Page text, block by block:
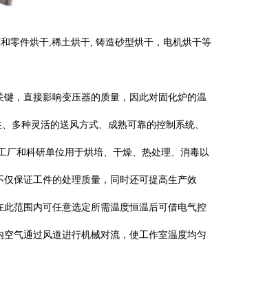
零件烘干,稀土烘干, 铸造砂型烘干，电机烘干等
，直接影响变压器的质量，因此对固化炉的温
多种灵活的送风方式、成熟可靠的控制系统、
厂和科研单位用于烘培、干燥、热处理、消毒以
保证工件的处理质量，同时还可提高生产效
范围内可任意选定所需温度恒温后可借电气控
气通过风道进行机械对流，使工作室温度均匀